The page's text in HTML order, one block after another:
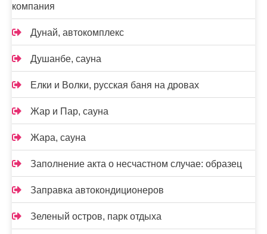
компания
Дунай, автокомплекс
Душанбе, сауна
Елки и Волки, русская баня на дровах
Жар и Пар, сауна
Жара, сауна
Заполнение акта о несчастном случае: образец
Заправка автокондиционеров
Зеленый остров, парк отдыха